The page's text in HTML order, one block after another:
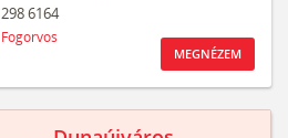
298 6164
Fogorvos
MEGNÉZEM